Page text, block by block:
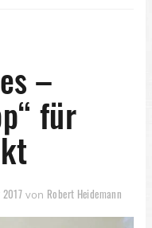
–
für
2017 von Robert Heidemann